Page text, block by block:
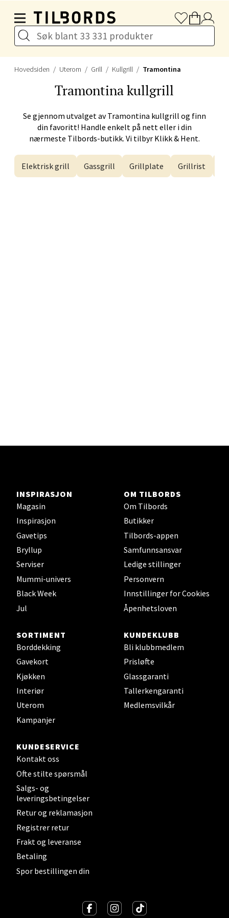
Hovedsiden Uterom Grill Kullgrill Tramontina
Tramontinakullgrill
Se gjennom utvalget avTramontina kullgrill og finn
din favoritt! Handle enkelt på nett eller i din
nærmeste Tilbords-butikk. Vi tilbyr Klikk & Hent.
Elektrisk grill Gassgrill Grillplate Grillrist
INSPIRASJON
Magasin
Inspirasjon
Gavetips
Bryllup
Serviser
Mummi-univers
Black Week
Jul
OM TILBORDS
Om Tilbords
Butikker
Tilbords-appen
Samfunnsansvar
Ledige stillinger
Personvern
Innstillinger for Cookies
Åpenhetsloven
SORTIMENT
Borddekking
Gavekort
Kjøkken
Interiør
Uterom
Kampanjer
KUNDEKLUBB
Bli klubbmedlem
Prisløfte
Glassgaranti
Tallerkengaranti
Medlemsvilkår
KUNDESERVICE
Kontakt oss
Ofte stilte spørsmål
Salgs- og
leveringsbetingelser
Retur og reklamasjon
Registrer retur
Frakt og leveranse
Betaling
Spor bestillingen din
Åpent i dag 10-20
Torgalmenningen 8, 5014 Bergen
Åpent i dag 09-21
Velg
Herbarium
Lars Hertervigs gate 6, 4005 Stavanger
Åpent i dag 10-20
Velg
Myrdalsvegen 2, 5130 Nyborg
Åpent i dag 10-21
Velg
Torget 7, 3210 Sandefjord
Åpent i dag 10-20
Tromsø - Jekta Storsenter